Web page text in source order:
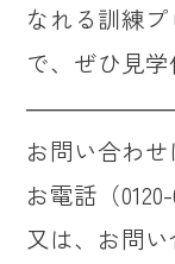
なれる訓練
で、ぜひ見学
お問い合わせ
お電話（
又は、お問